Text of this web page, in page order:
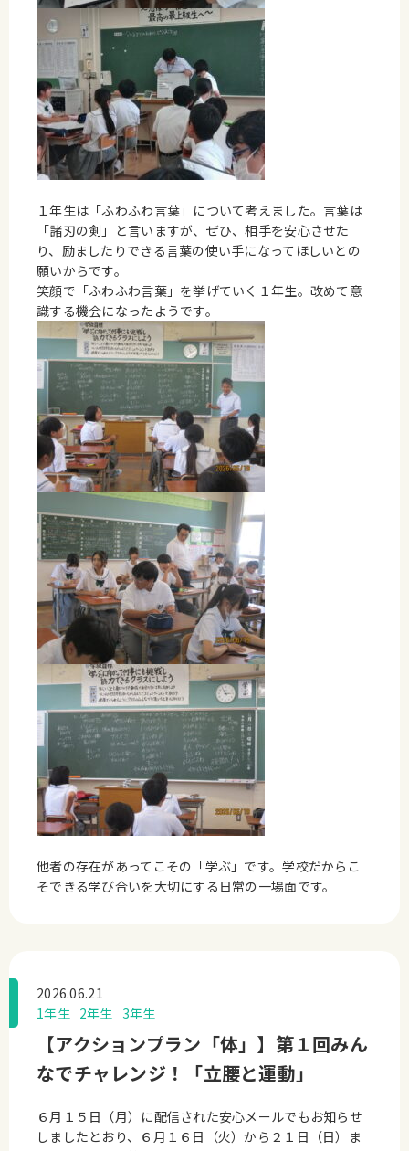
１年生は「ふわふわ言葉」について考えました。言葉は
「諸刃の剣」と言いますが、ぜひ、相手を安心させた
り、励ましたりできる言葉の使い手になってほしいとの
願いからです。
笑顔で「ふわふわ言葉」を挙げていく１年生。改めて意
識する機会になったようです。
他者の存在があってこその「学ぶ」です。学校だからこ
そできる学び合いを大切にする日常の一場面です。
2026.06.21
1年生 2年生 3年生
【アクションプラン「体」】第１回みん
なでチャレンジ！「立腰と運動」
６月１５日（月）に配信された安心メールでもお知らせ
しましたとおり、６月１６日（火）から２１日（日）ま